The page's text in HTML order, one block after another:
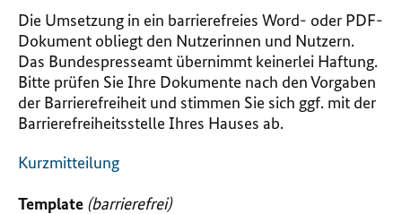
Die Umsetzung in ein barrierefreies Word- oder PDF-
Dokument obliegt den Nutzerinnen und Nutzern.
Das Bundespresseamt übernimmt keinerlei Haftung.
Bitte prüfen Sie Ihre Dokumente nach den Vorgaben
der Barrierefreiheit und stimmen Sie sich ggf. mit der
Barrierefreiheitsstelle Ihres Hauses ab.
Kurzmitteilung
Template (barrierefrei)